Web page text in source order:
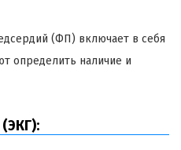
(ФП) включает в себя
определить наличие и